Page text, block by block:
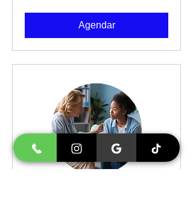
Agendar